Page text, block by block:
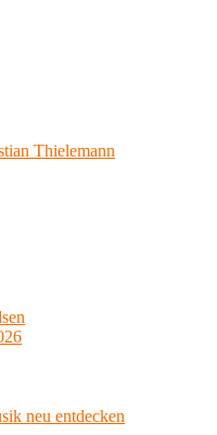
Thielemann
neu entdecken